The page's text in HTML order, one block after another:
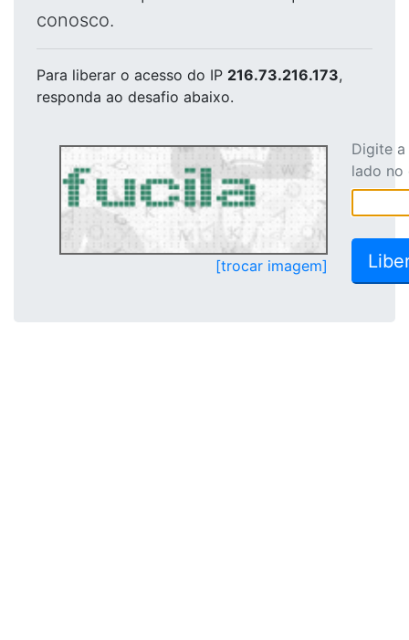
conosco.
Para liberar o acesso do IP 216.73.216.173,
responda ao desafio abaixo.
[trocar imagem]
Digite
lado no